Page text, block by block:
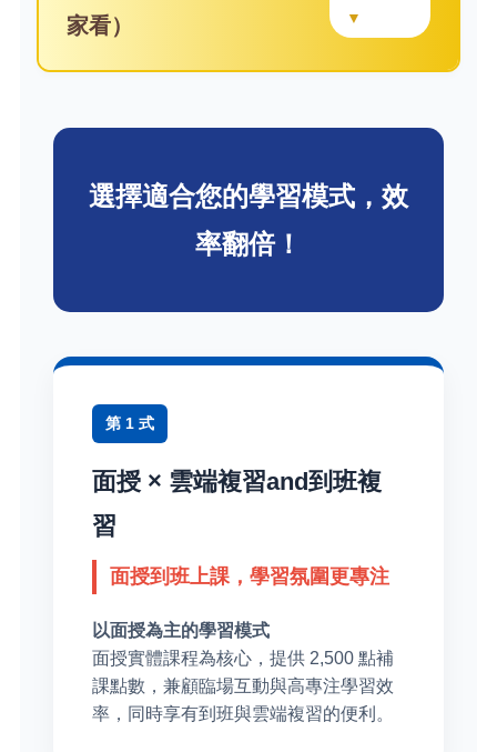
家看） ▼
選擇適合您的學習模式，效
率翻倍！
第 1 式
面授 × 雲端複習and到班複
習
面授到班上課，學習氛圍更專注
以面授為主的學習模式
面授實體課程為核心，提供 2,500 點補
課點數，兼顧臨場互動與高專注學習效
率，同時享有到班與雲端複習的便利。